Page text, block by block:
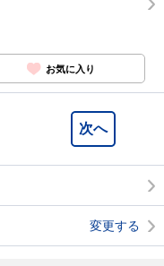
お気に入り
次へ
変更する